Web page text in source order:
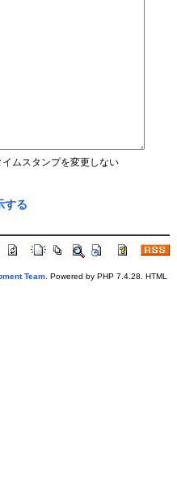
イムスタンプを変更しない
する
Team. Powered by PHP 7.4.28. HTML